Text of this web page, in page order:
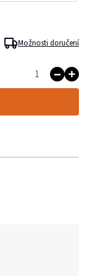
Možnosti doručení